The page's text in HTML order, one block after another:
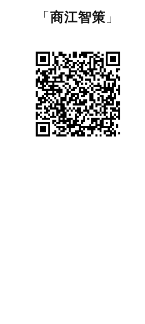
「商江智策 」